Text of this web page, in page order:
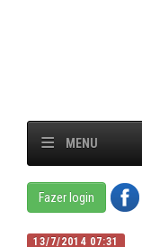
MENU
Fazer login
13/7/2014 07:31